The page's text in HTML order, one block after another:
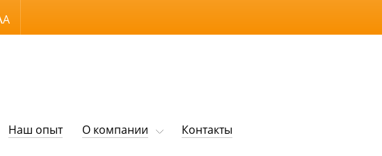
Наш опыт О компании Контакты